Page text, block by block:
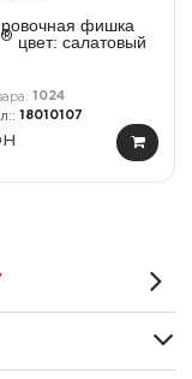
фишка
® цвет: салатовый
1024
18010107